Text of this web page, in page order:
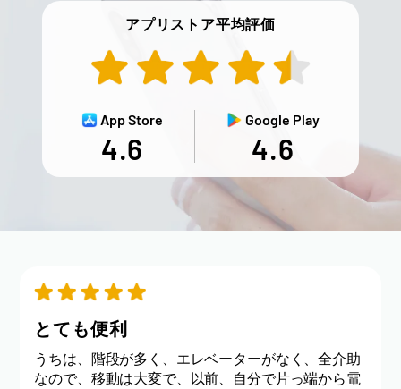
アプリストア平均評価
App Store
4.6
Google Play
4.6
とても便利
うちは、階段が多く、エレベーターがなく、全介助
なので、移動は大変で、以前、自分で片っ端から電